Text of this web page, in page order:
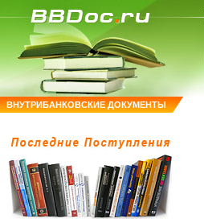
ВНУТРИБАНКОВСКИЕ ДОКУМЕНТЫ